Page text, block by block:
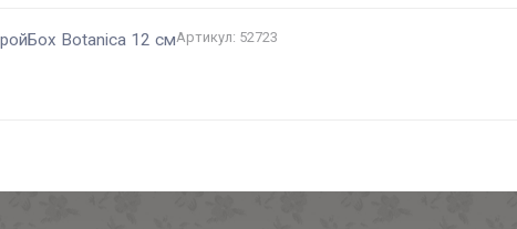
Botanica 12 смАртикул: 52723